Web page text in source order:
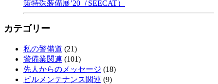
策特殊装備展’20（SEECAT）
カテゴリー
私の警備道 (21)
警備業関連 (101)
先人からのメッセージ (18)
ビルメンテナンス関連 (9)